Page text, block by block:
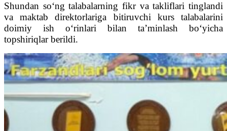
Shundan so‘ng talabalarning fikr va takliflari tinglandi
va maktab direktorlariga bitiruvchi kurs talabalarini
doimiy ish o‘rinlari bilan ta’minlash bo‘yicha
topshiriqlar berildi.